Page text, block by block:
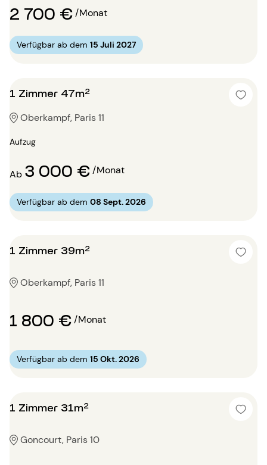
2 700 €/Monat
Verfügbar ab dem 15 Juli 2027
1 Zimmer 47m²
Oberkampf, Paris 11
Aufzug
Ab 3 000 €/Monat
Verfügbar ab dem 08 Sept. 2026
1 Zimmer 39m²
Oberkampf, Paris 11
1 800 €/Monat
Verfügbar ab dem 15 Okt. 2026
1 Zimmer 31m²
Goncourt, Paris 10